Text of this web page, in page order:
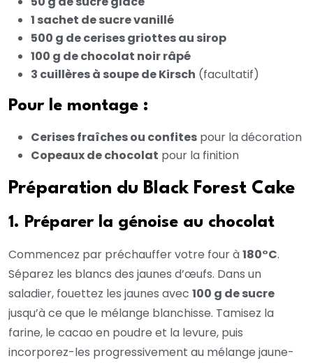
1 sachet de sucre vanillé
500 g de cerises griottes au sirop
100 g de chocolat noir râpé
3 cuillères à soupe de Kirsch (facultatif)
Pour le montage :
Cerises fraîches ou confites pour la décoration
Copeaux de chocolat pour la finition
Préparation du Black Forest Cake
1. Préparer la génoise au chocolat
Commencez par préchauffer votre four à180°C.
Séparez les blancs des jaunes d’œufs. Dans un
saladier, fouettez les jaunes avec 100 g de sucre
jusqu’à ce que le mélange blanchisse. Tamisez la
farine, le cacao en poudre et la levure, puis
incorporez-les progressivement au mélange jaune-